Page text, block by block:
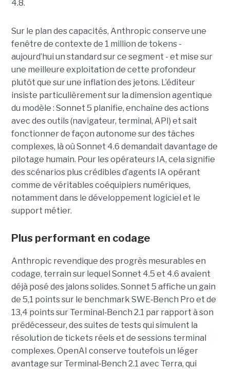
4.8.
Sur le plan des capacités, Anthropic conserve une
fenêtre de contexte de 1 million de tokens -
aujourd’hui un standard sur ce segment - et mise sur
une meilleure exploitation de cette profondeur
plutôt que sur une inflation des jetons. L’éditeur
insiste particulièrement sur la dimension agentique
du modèle : Sonnet 5 planifie, enchaîne des actions
avec des outils (navigateur, terminal, API) et sait
fonctionner de façon autonome sur des tâches
complexes, là où Sonnet 4.6 demandait davantage de
pilotage humain. Pour les opérateurs IA, cela signifie
des scénarios plus crédibles d’agents IA opérant
comme de véritables coéquipiers numériques,
notamment dans le développement logiciel et le
support métier.
Plus performant en codage
Anthropic revendique des progrès mesurables en
codage, terrain sur lequel Sonnet 4.5 et 4.6 avaient
déjà posé des jalons solides. Sonnet 5 affiche un gain
de 5,1 points sur le benchmark SWE‑Bench Pro et de
13,4 points sur Terminal‑Bench 2.1 par rapport à son
prédécesseur, des suites de tests qui simulent la
résolution de tickets réels et de sessions terminal
complexes. OpenAI conserve toutefois un léger
avantage sur Terminal‑Bench 2.1 avec Terra, qui